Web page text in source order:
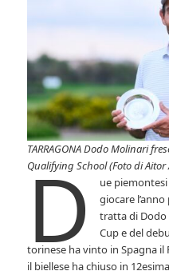
TARRAGONA Dodo Molinari
Qualifying School (Foto di
D
ue
giocare
tratta di Dodo
Cup e del
torinese ha vinto in Spagna il
il biellese ha chiuso in